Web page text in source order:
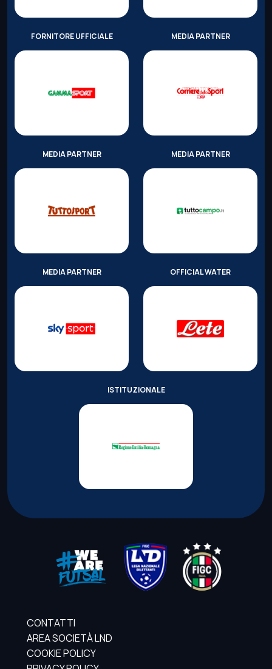
FORNITORE UFFICIALE MEDIA PARTNER
MEDIA PARTNER MEDIA PARTNER
MEDIA PARTNER OFFICIAL WATER
ISTITUZIONALE
CONTATTI
AREA SOCIETÀ LND
COOKIE POLICY